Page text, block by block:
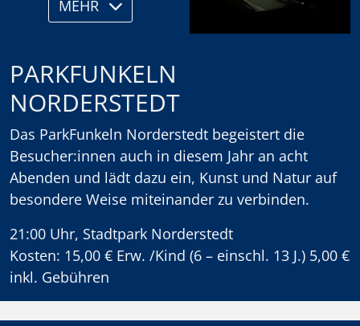
MEHR
PARKFUNKELN
NORDERSTEDT
Das ParkFunkeln Norderstedt begeistert die
Besucher:innen auch in diesem Jahr an acht
Abenden und lädt dazu ein, Kunst und Natur auf
besondere Weise miteinander zu verbinden.
21:00 Uhr, Stadtpark Norderstedt
Kosten: 15,00 € Erw. /Kind (6 – einschl. 13 J.) 5,00 €
inkl. Gebühren